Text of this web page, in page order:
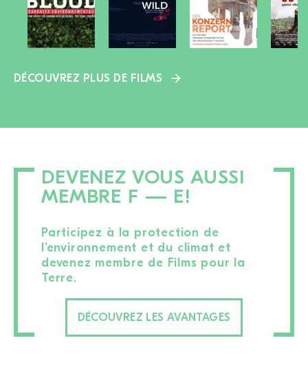
DÉCOUVREZ PLUS DE FILMS
DEVENEZ VOUS AUSSI
MEMBRE F — E!
Participez à la protection de
l’environnement et du climat et
devenez membre de Films pour la
Terre.
DÉCOUVREZ LES AVANTAGES